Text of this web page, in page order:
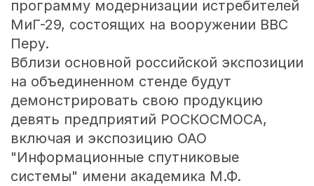
программу модернизации истребителей
МиГ-29, состоящих на вооружении ВВС
Перу.
Вблизи основной российской экспозиции
на объединенном стенде будут
демонстрировать свою продукцию
девять предприятий РОСКОСМОСА,
включая и экспозицию ОАО
"Информационные спутниковые
системы" имени академика М.Ф.